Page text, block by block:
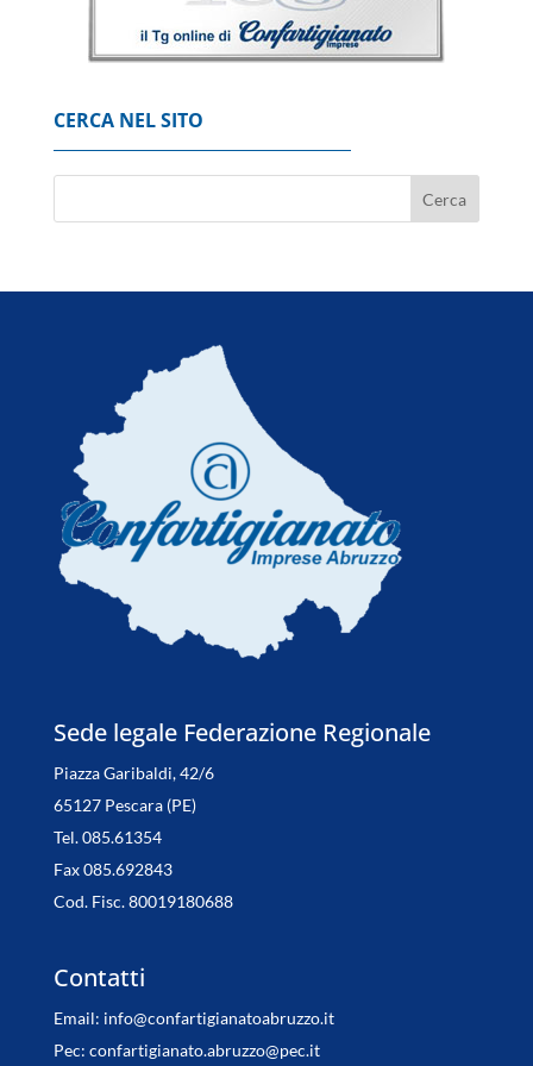
Mimit, in calo il prezzo dei carburanti, gasolio
a 2,092 euro al litro
Nuburu, 'via libera del Governo
6 Agosto 2026
CERCA NEL SITO
Sede legale Federazione Regionale
Piazza Garibaldi, 42/6
65127 Pescara (PE)
Tel. 085.61354
Fax 085.692843
Cod. Fisc. 80019180688
Contatti
Email: info@confartigianatoabruzzo.it
Pec: confartigianato.abruzzo@pec.it